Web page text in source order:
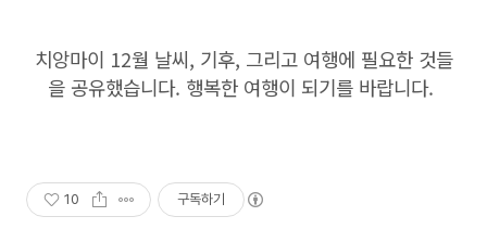
치앙마이 12월 날씨, 기후, 그리고 여행에 필요한 것들
을 공유했습니다. 행복한 여행이 되기를 바랍니다.
10 구독하기